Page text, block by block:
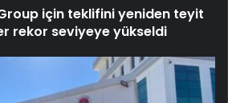
Group için teklifini yeniden teyit
rekor seviyeye yükseldi